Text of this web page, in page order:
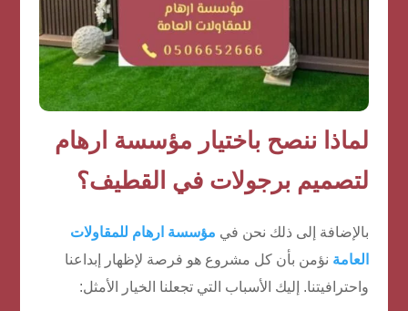
لماذا ننصح باختيار مؤسسة ارهام
لتصميم برجولات في القطيف؟
بالإضافة إلى ذلك نحن في مؤسسة ارهام للمقاولات
العامة نؤمن بأن كل مشروع هو فرصة لإظهار إبداعنا
واحترافيتنا. إليك الأسباب التي تجعلنا الخيار الأمثل: